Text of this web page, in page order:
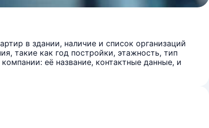
в здании, наличие и список организаций
такие как год постройки, этажность, тип
её название, контактные данные, и